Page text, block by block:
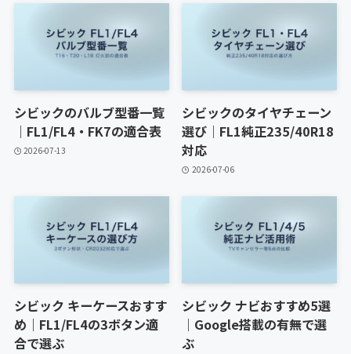
シビックのバルブ型番一覧
｜FL1/FL4・FK7の適合表
2026-07-13
シビックのタイヤチェーン
選び｜FL1純正235/40R18
対応
2026-07-06
シビック キーケースおすす
め｜FL1/FL4の3ボタン適
合で選ぶ
シビック ナビおすすめ5選
｜Google搭載の有無で選
ぶ